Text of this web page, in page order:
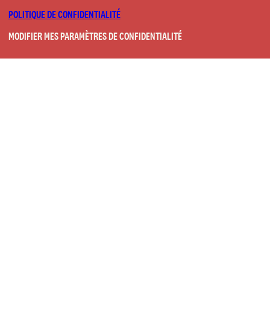
POLITIQUE DE CONFIDENTIALITÉ
MODIFIER MES PARAMÈTRES DE CONFIDENTIALITÉ